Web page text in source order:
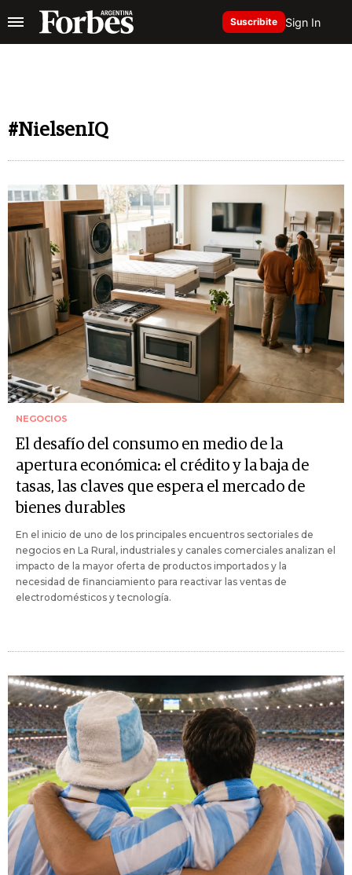
Suscribite Sign In
#NielsenIQ
NEGOCIOS
El desafío del consumo en medio de la
apertura económica: el crédito y la baja de
tasas, las claves que espera el mercado de
bienes durables
En el inicio de uno de los principales encuentros sectoriales de
negocios en La Rural, industriales y canales comerciales analizan el
impacto de la mayor oferta de productos importados y la
necesidad de financiamiento para reactivar las ventas de
electrodomésticos y tecnología.